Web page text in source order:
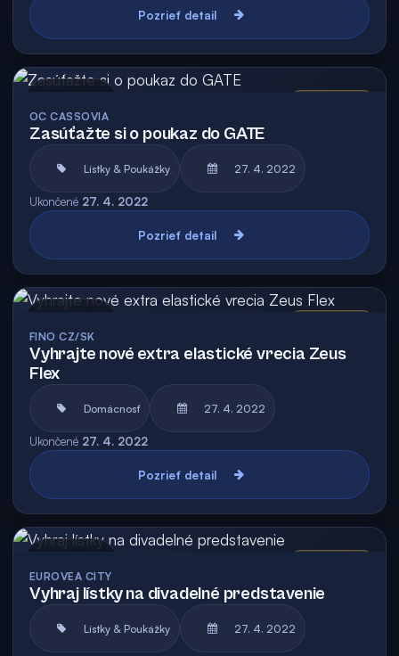
Pozrieť detail
OC CASSOVIA
Zasúťažte si o poukaz do GATE
Lístky & Poukážky 27. 4. 2022
Ukončené 27. 4. 2022
Pozrieť detail
FINO CZ/SK
Vyhrajte nové extra elastické vrecia Zeus
Flex
Domácnosť 27. 4. 2022
Ukončené 27. 4. 2022
Pozrieť detail
EUROVEA CITY
Vyhraj lístky na divadelné predstavenie
Lístky & Poukážky 27. 4. 2022